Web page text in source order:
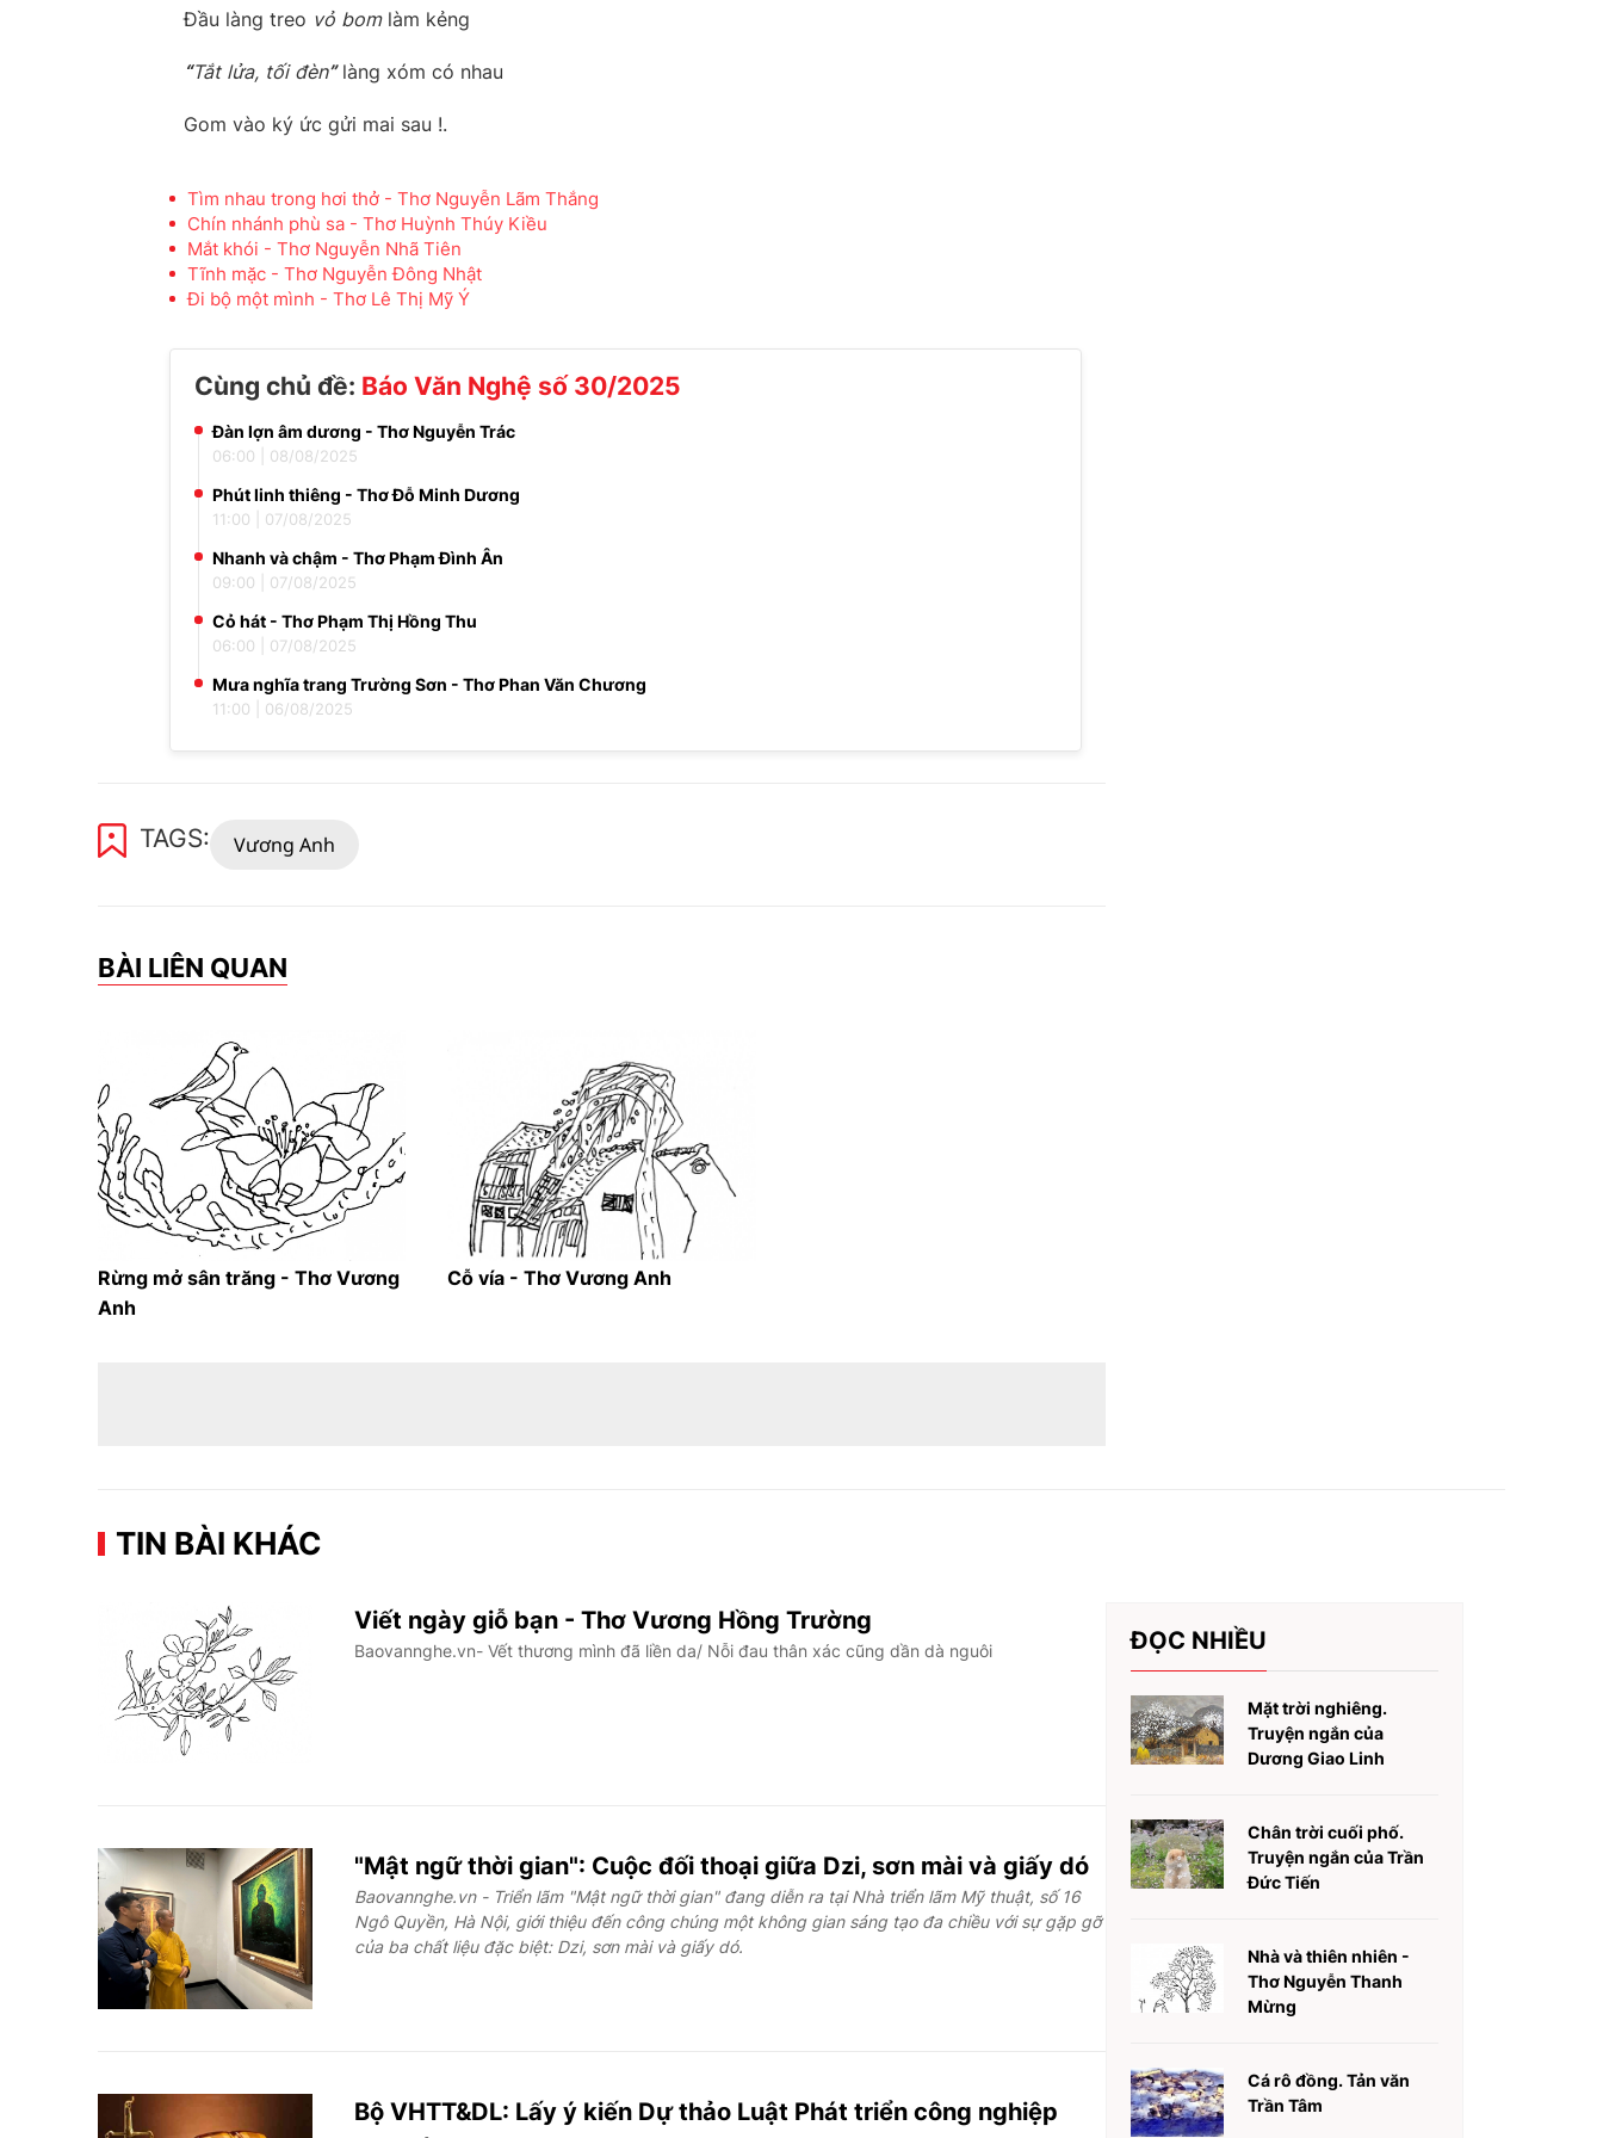
Đầu làng treo vỏ bomlàm kẻng
“Tắt lửa, tối đèn”làng xóm có nhau
Gom vào ký ức gửi mai sau !.
Tìm nhau trong hơi thở - Thơ Nguyễn Lãm Thắng
Chín nhánh phù sa - Thơ Huỳnh Thúy Kiều
Mắt khói - Thơ Nguyễn Nhã Tiên
Tĩnh mặc - Thơ Nguyễn Đông Nhật
Đi bộ một mình - Thơ Lê Thị Mỹ Ý
Cùng chủ đề: Báo Văn Nghệ số 30/2025
Đàn lợn âm dương - Thơ Nguyễn Trác
06:00 08/08/2025
Phút linh thiêng - Thơ Đỗ Minh Dương
11:00 07/08/2025
Nhanh và chậm - Thơ Phạm Đình Ân
09:00 07/08/2025
Cỏ hát - Thơ Phạm Thị Hồng Thu
06:00 07/08/2025
Mưa nghĩa trang Trường Sơn - Thơ Phan Văn Chương
11:00 06/08/2025
TAGS: Vương Anh
BÀI LIÊN QUAN
Rừng mở sân trăng - Thơ Vương
Anh
Cỗ vía - Thơ Vương Anh
TIN BÀI KHÁC
Viết ngày giỗ bạn - Thơ Vương Hồng Trường
Baovannghe.vn- Vết thương mình đã liền da/ Nỗi đau thân xác cũng dần dà nguôi
"Mật ngữ thời gian": Cuộc đối thoại giữa Dzi, sơn mài và giấy dó
Baovannghe.vn - Triển lãm "Mật ngữ thời gian" đang diễn ra tại Nhà triển lãm Mỹ thuật, số 16
Ngô Quyền, Hà Nội, giới thiệu đến công chúng một không gian sáng tạo đa chiều với sự gặp gỡ
của ba chất liệu đặc biệt: Dzi, sơn mài và giấy dó.
Bộ VHTT&DL: Lấy ý kiến Dự thảo Luật Phát triển công nghiệp
ĐỌC NHIỀU
Mặt trời nghiêng.
Truyện ngắn của
Dương Giao Linh
Chân trời cuối phố.
Truyện ngắn của Trần
Đức Tiến
Nhà và thiên nhiên -
Thơ Nguyễn Thanh
Mừng
Cá rô đồng. Tản văn
Trần Tâm